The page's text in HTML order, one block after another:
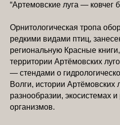
“Артемовские луга — ковчег
Орнитологическая тропа
редкими видами птиц,
региональную Красные
территории Артёмовских
— стендами о
Волги, истории Артёмовских
разнообразии, экосистемах
организмов.